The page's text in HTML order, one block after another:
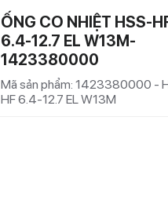
ỐNG CO NHIỆT HSS-
6.4-12.7 EL W13M-
1423380000
Mã sản phẩm: 1423380000 -
HF 6.4-12.7 EL W13M